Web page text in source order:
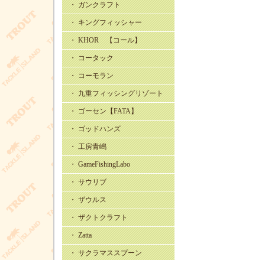
・ ガンクラフト
・ キングフィッシャー
・ KHOR 【コール】
・ コータック
・ コーモラン
・ 九重フィッシングリゾート
・ ゴーセン【FATA】
・ ゴッドハンズ
・ 工房青嶋
・ GameFishingLabo
・ サウリブ
・ ザウルス
・ ザクトクラフト
・ Zatta
・ サクラマススプーン